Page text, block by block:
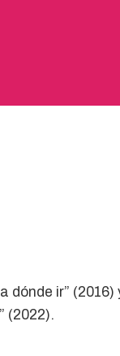
dónde ir” (2016)
(2022).